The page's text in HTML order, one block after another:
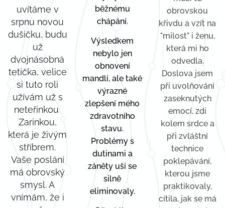
uvítáme v
srpnu novou
dušičku, budu
už
dvojnásobná
tetička, velice
si tuto roli
užívám už s
neteřinkou
Zarinkou,
která je živým
stříbrem.
Vaše poslání
má obrovský
smysl. A
vnímám, že i
běžnému
chápání.
Výsledkem
nebylo jen
obnovení
mandlí, ale také
výrazné
zlepšení mého
zdravotního
stavu.
Problémy s
dutinami a
záněty uší se
silně
eliminovaly.
obrovskou
křivdu a vzít na
"milost" i ženu,
která mi ho
odvedla.
Doslova jsem
při uvolňování
zaseknutých
emocí, zdi
kolem srdce a
při zvláštní
technice
poklepávání,
kterou jsme
praktikovaly,
cítila, jak se má